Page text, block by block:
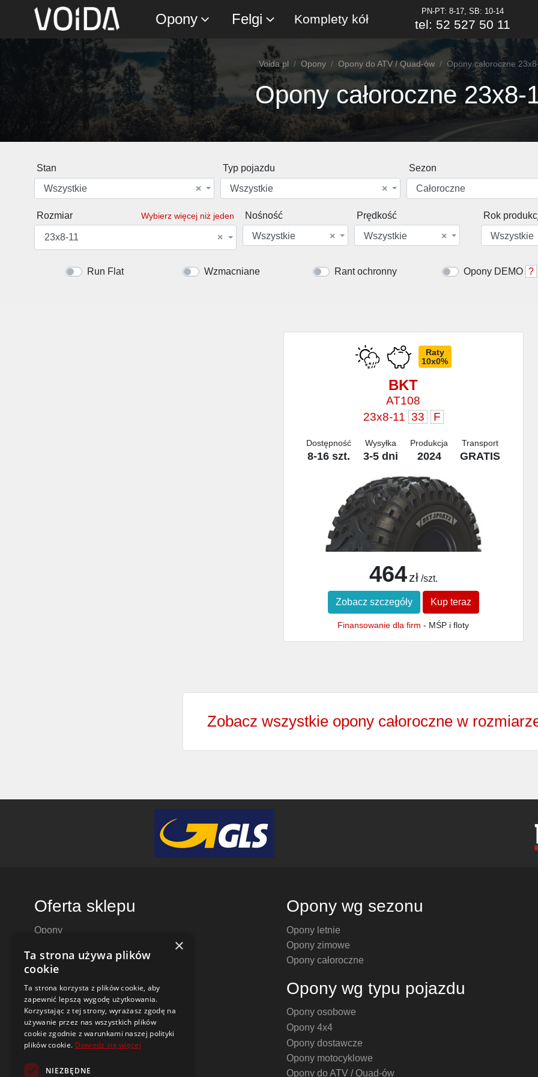
Opony Felgi Komplety kół
PN-PT: 8-17, SB: 10-14
tel: 52 527 50 11
Voida.pl Opony Opony do ATV / Quad-ów Opony całoroczne
Opony całoroczne 23x8-
Stan
×
Wszystkie
Typ pojazdu
×
Wszystkie
Sezon
Całoroczne
Rozmiar Wybierz więcej niż jeden
×
23x8-11
Nośność
×
Wszystkie
Prędkość
×
Wszystkie
Rok
Wszystkie
Run Flat Wzmacniane Rant ochronny Opony DEMO ?
Raty
10x0%
BKT
AT108
23x8-11 33 F
Dostępność
8-16 szt.
Wysyłka
3-5 dni
Produkcja
2024
Transport
GRATIS
464zł /szt.
Zobacz szczegóły Kup teraz
Finansowanie dla firm - MŚP i floty
Zobacz wszystkie opony całoroczne w
Oferta sklepu
Opony
Felgi stalowe
Alufelgi
Komplety kół
Dętki motocyklowe i do skuterów
Czujniki ciśnienia TPMS
Narzędzia i poradniki
Dobór opon i felg do samochodu
Opony wg sezonu
Opony letnie
Opony zimowe
Opony całoroczne
Opony wg typu pojazdu
Opony osobowe
Opony 4x4
Opony dostawcze
Opony motocyklowe
Opony do ATV / Quad-ów
×
Ta strona używa plików
cookie
Ta strona korzysta z plików cookie, aby
zapewnić lepszą wygodę użytkowania.
Korzystając z tej strony, wyrażasz zgodę na
używanie przez nas wszystkich plików
cookie zgodnie z warunkami naszej polityki
plików cookie. Dowiedz się więcej
NIEZBĘDNE